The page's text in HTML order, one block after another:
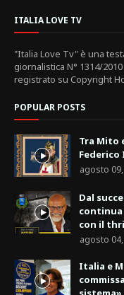
ITALIA LOVE TV
"Italia Love Tv" è una
giornalistica N° 1314/
registrato su Copyright
POPULAR POSTS
Tra Mito
Federico
agosto
Dal
continua
con il
agosto
Italia e